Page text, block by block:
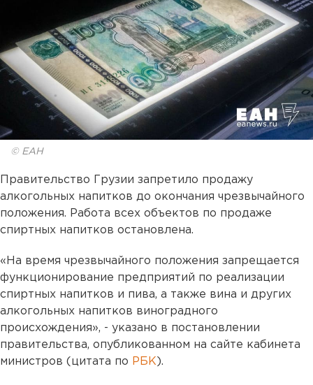
© ЕАН
Правительство Грузии запретило продажу
алкогольных напитков до окончания чрезвычайного
положения. Работа всех объектов по продаже
спиртных напитков остановлена.
«На время чрезвычайного положения запрещается
функционирование предприятий по реализации
спиртных напитков и пива, а также вина и других
алкогольных напитков виноградного
происхождения», - указано в постановлении
правительства, опубликованном на сайте кабинета
министров (цитата по РБК ).